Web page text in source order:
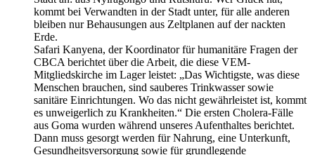
kommt bei Verwandten in der Stadt unter, für alle anderen
bleiben nur Behausungen aus Zeltplanen auf der nackten
Erde.
Safari Kanyena, der Koordinator für humanitäre Fragen der
CBCA berichtet über die Arbeit, die diese VEM-
Mitgliedskirche im Lager leistet: „Das Wichtigste, was diese
Menschen brauchen, sind sauberes Trinkwasser sowie
sanitäre Einrichtungen. Wo das nicht gewährleistet ist, kommt
es unweigerlich zu Krankheiten.“ Die ersten Cholera-Fälle
aus Goma wurden während unseres Aufenthaltes berichtet.
Dann muss gesorgt werden für Nahrung, eine Unterkunft,
Gesundheitsversorgung sowie für grundlegende